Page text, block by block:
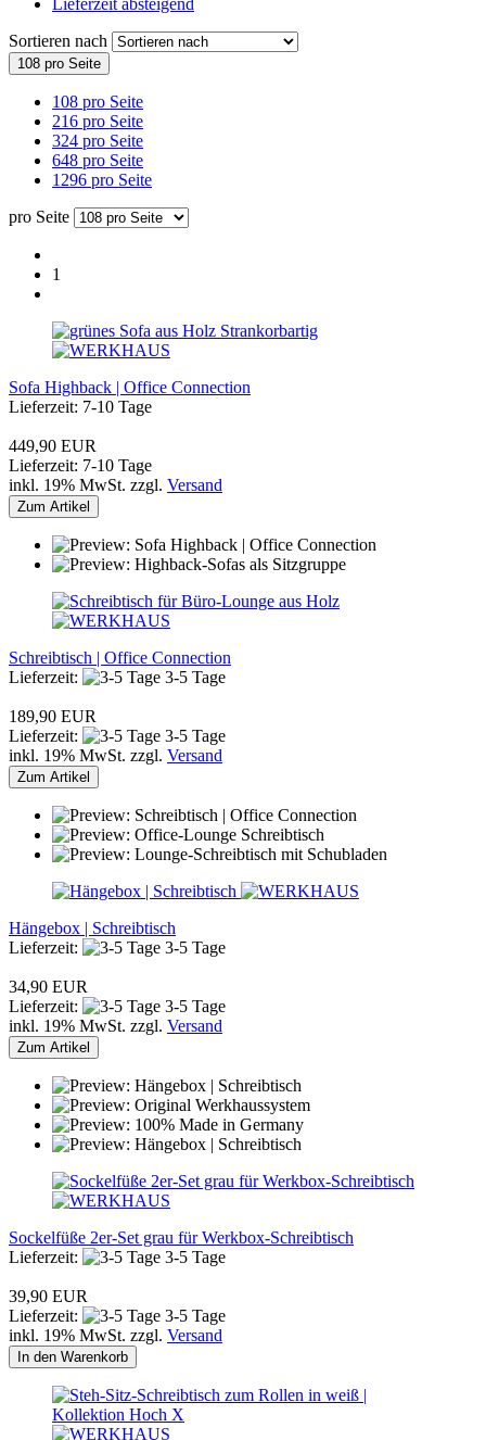
Sortieren nach
108 pro Seite
108 pro Seite
216 pro Seite
324 pro Seite
648 pro Seite
1296 pro Seite
pro Seite
1
Sofa Highback | Office Connection
Lieferzeit: 7-10 Tage
449,90 EUR
Lieferzeit: 7-10 Tage
inkl. 19% MwSt. zzgl. Versand
Zum Artikel
Schreibtisch | Office Connection
Lieferzeit:
3-5 Tage
189,90 EUR
Lieferzeit:
3-5 Tage
inkl. 19% MwSt. zzgl. Versand
Zum Artikel
Hängebox | Schreibtisch
Lieferzeit:
3-5 Tage
34,90 EUR
Lieferzeit:
3-5 Tage
inkl. 19% MwSt. zzgl. Versand
Zum Artikel
Sockelfüße 2er-Set grau für Werkbox-Schreibtisch
Lieferzeit:
3-5 Tage
39,90 EUR
Lieferzeit:
3-5 Tage
inkl. 19% MwSt. zzgl. Versand
In den Warenkorb